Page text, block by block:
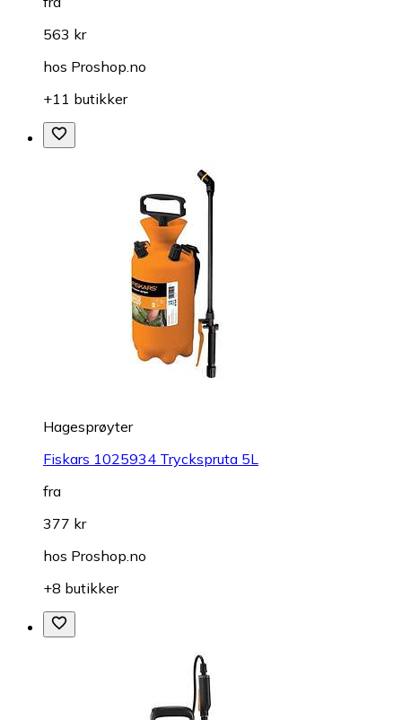
563 kr
hos Proshop.no
+11 butikker
Hagesprøyter
Fiskars 1025934 Tryckspruta 5L
fra
377 kr
hos Proshop.no
+8 butikker